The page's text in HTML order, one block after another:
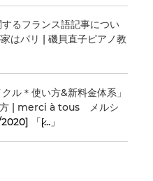
るフランス語記事につい
はパリ | 磯貝直子ピアノ教
ル＊使い方&新料金体系」
| merci à tous メルシ
「[̷...」